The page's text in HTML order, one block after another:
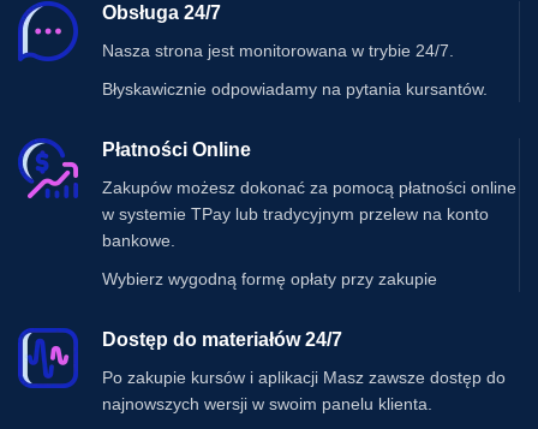
Obsługa 24/7
Nasza strona jest monitorowana w trybie 24/7.
Błyskawicznie odpowiadamy na pytania kursantów.
Płatności Online
Zakupów możesz dokonać za pomocą płatności online
w systemie TPay lub tradycyjnym przelew na konto
bankowe.
Wybierz wygodną formę opłaty przy zakupie
Dostęp do materiałów 24/7
Po zakupie kursów i aplikacji Masz zawsze dostęp do
najnowszych wersji w swoim panelu klienta.